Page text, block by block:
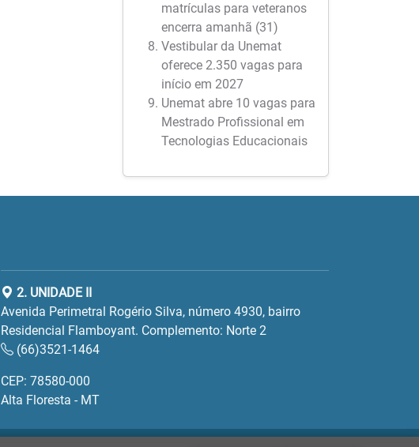
matrículas para veteranos
encerra amanhã (31)
Vestibular da Unemat
oferece 2.350 vagas para
início em 2027
Unemat abre 10 vagas para
Mestrado Profissional em
Tecnologias Educacionais
2. UNIDADE II
Avenida Perimetral Rogério Silva, número 4930, bairro
Residencial Flamboyant. Complemento: Norte 2
(66)3521-1464
CEP: 78580-000
Alta Floresta - MT